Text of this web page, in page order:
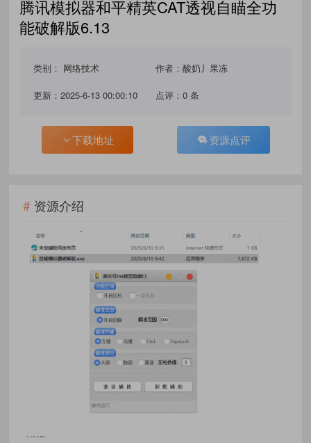
腾讯模拟器和平精英CAT透视自瞄全功
能破解版6.13
类别： 网络技术 作者：酸奶丿果冻
更新：2025-6-13 00:00:10 点评：0 条
下载地址 资源点评
资源介绍